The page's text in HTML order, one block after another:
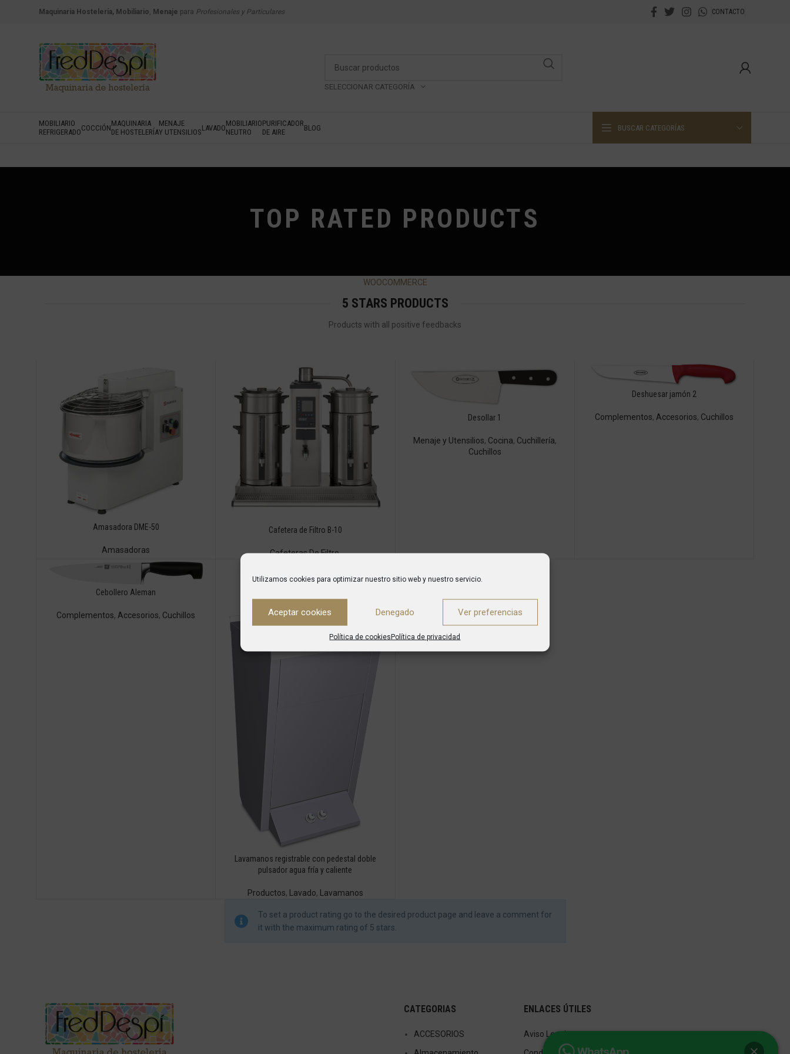
Utilizamos cookies para optimizar nuestro sitio web y nuestro servicio.
Aceptar cookies Denegado Ver preferencias
Política de cookiesPolítica de privacidad
Maquinaria Hostelería, Mobiliario, Menaje para Profesionales y Particulares CONTACTO
SELECCIONAR CATEGORÍA
MOBILIARIO
REFRIGERADOCOCCIÓNMAQUINARIA
DE HOSTELERÍA
MENAJE
Y UTENSILIOSLAVADOMOBILIARIO
NEUTRO
PURIFICADOR
DE AIRE
BLOG BUSCAR CATEGORÍAS
TOP RATED PRODUCTS
WOOCOMMERCE
5 STARS PRODUCTS
Products with all positive feedbacks
Amasadora DME-50
Amasadoras
Cafetera de Filtro B-10
Cafeteras De Filtro
Desollar 1
Menaje y Utensilios, Cocina, Cuchillería,
Cuchillos
Deshuesar jamón 2
Complementos, Accesorios, Cuchillos
Cebollero Aleman
Complementos,Accesorios, Cuchillos
Lavamanos registrable con pedestal doble
pulsador agua fría y caliente
Productos, Lavado, Lavamanos
To set a product rating go to the desired product page and leave a comment for
it with the maximum rating of 5 stars.
CATEGORIAS
ACCESORIOS
ENLACES ÚTILES
Aviso Legal